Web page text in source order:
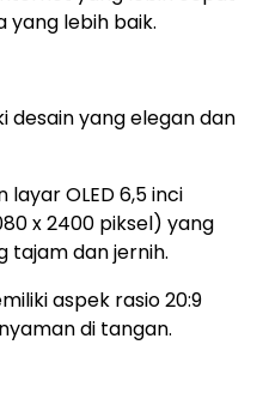
yang lebih baik.
desain yang elegan dan
layar OLED 6,5 inci
x 2400 piksel) yang
tajam dan jernih.
aspek rasio 20:9
di tangan.